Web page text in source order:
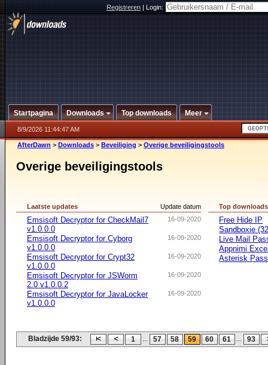
Registreren|Login:
Startpagina Downloads Top downloads Meer
8/9/2026 11:44:47 AM
AfterDawn > Downloads > Beveiliging > Overige beveiligingstools
Overige beveiligingstools
Update datum
Laatste updates
16-09-2020
Emsisoft Decryptor for CheckMail7
v1.0.0.0
16-09-2020
Emsisoft Decryptor for Cyborg
v1.0.0.0
16-09-2020
Emsisoft Decryptor for Crypt32
v1.0.0.0
16-09-2020
Emsisoft Decryptor for JSWorm
2.0 v1.0.0.2
16-09-2020
Emsisoft Decryptor for JavaLocker
v1.0.0.0
Top downloads
Free Hide IP
Sandboxie
Live Mail
Appnimi
Asterisk
Bladzijde 59/93: 1 ... 57 58 59 60 61 ... 93